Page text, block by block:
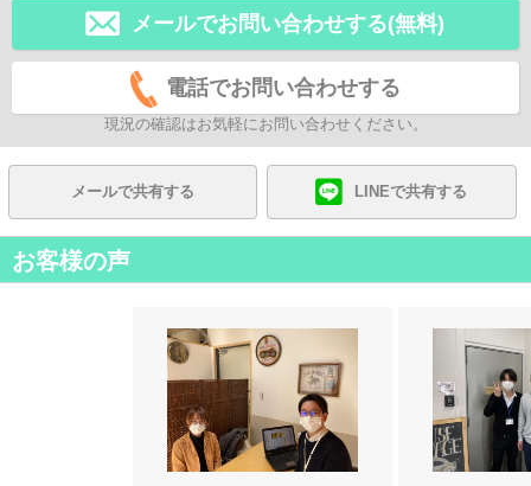
メールでお問い合わせする(無料)
電話でお問い合わせする
現況の確認はお気軽にお問い合わせください。
メールで共有する LINEで共有する
お客様の声